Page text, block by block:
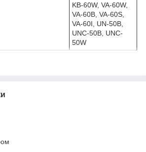
KB-60W, VA-60W,
VA-60B, VA-60S,
VA-60I, UN-50B,
UNC-50B, UNC-
50W